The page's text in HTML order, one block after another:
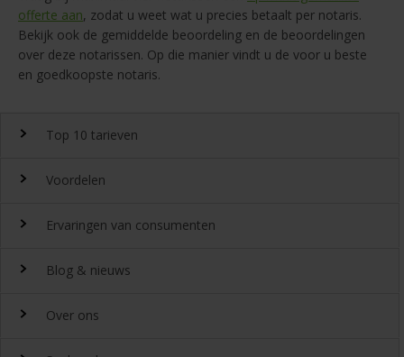
offerte aan, zodat u weet wat u precies betaalt per notaris.
Bekijk ook de gemiddelde beoordeling en de beoordelingen
over deze notarissen. Op die manier vindt u de voor u beste
en goedkoopste notaris.
Top 10 tarieven
Snel en gemakkelijk landelijk denotariskosten
Voordelen
DeGoedkoopsteNotaris.nl?
Uitgeroepen tot beste
Ervaringen van consumenten
Benieuwd naar de ervaring van andere bezoekers van
Blog & nieuws
Over ons